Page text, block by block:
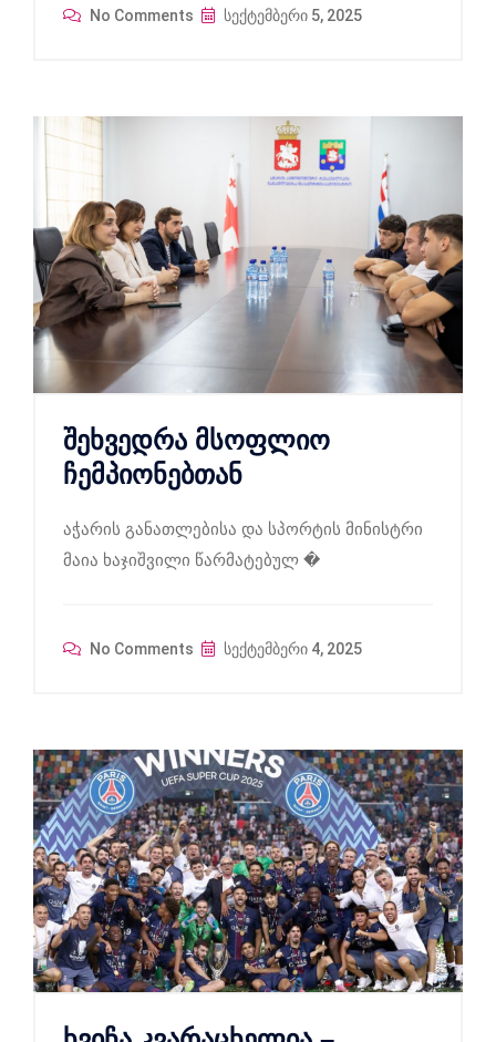
No Comments სექტემბერი 5, 2025
შეხვედრა მსოფლიო
ჩემპიონებთან
აჭარის განათლებისა და სპორტის მინისტრი
მაია ხაჯიშვილი წარმატებულ �
No Comments სექტემბერი 4, 2025